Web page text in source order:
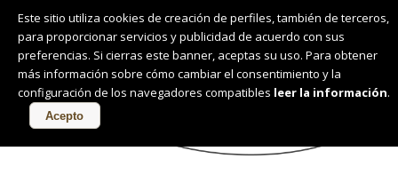
Español
Este sitio utiliza cookies de creación de perfiles, también de terceros,
para proporcionar servicios y publicidad de acuerdo con sus
preferencias. Si cierras este banner, aceptas su uso. Para obtener
más información sobre cómo cambiar el consentimiento y la
configuración de los navegadores compatibles leer la información.
Acepto